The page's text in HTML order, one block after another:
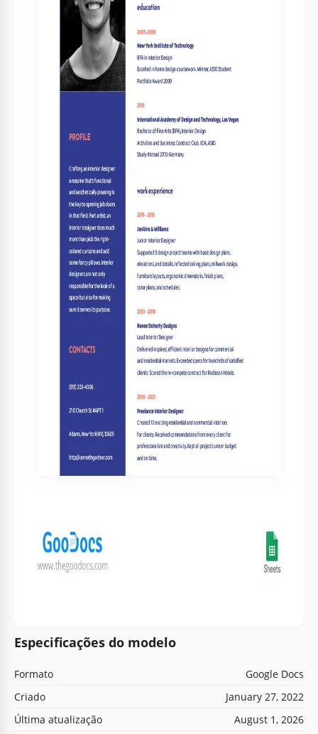
Especificações do modelo
Formato
Google Docs
Criado
January 27, 2022
Última atualização
August 1, 2026